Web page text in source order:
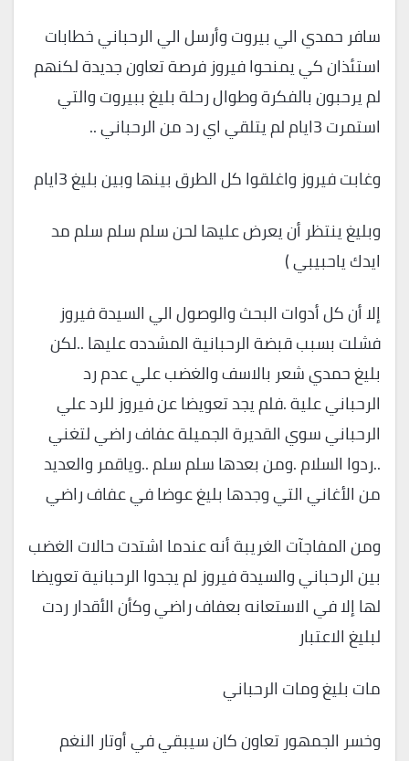
سافر حمدي الي بيروت وأرسل الي الرحباني خطابات
استئذان كي يمنحوا فيروز فرصة تعاون جديدة لكنهم
لم يرحبون بالفكرة وطوال رحلة بليغ ببيروت والتي
استمرت 3ايام لم يتلقي اي رد من الرحباني ..
وغابت فيروز واغلقوا كل الطرق بينها وبين بليغ 3ايام
وبليغ ينتظر أن يعرض عليها لحن سلم سلم سلم مد
ايدك ياحبيبي )
إلا أن كل أدوات البحث والوصول الي السيدة فيروز
فشلت بسبب قبضة الرحبانية المشدده عليها ..لكن
بليغ حمدي شعر بالاسف والغضب علي عدم رد
الرحباني علية .فلم يجد تعويضا عن فيروز للرد علي
الرحباني سوي القديرة الجميلة عفاف راضي لتغني
..ردوا السلام .ومن بعدها سلم سلم ..وياقمر والعديد
من الأغاني التي وجدها بليغ عوضا في عفاف راضي
ومن المفاجآت الغريبة أنه عندما اشتدت حالات الغضب
بين الرحباني والسيدة فيروز لم يجدوا الرحبانية تعويضا
لها إلا في الاستعانه بعفاف راضي وكأن الأقدار ردت
لبليغ الاعتبار
مات بليغ ومات الرحباني
وخسر الجمهور تعاون كان سيبقي في أوتار النغم